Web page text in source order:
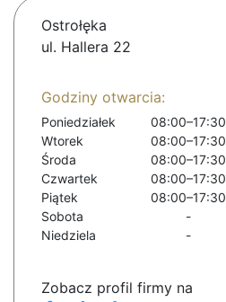
Ostrołęka
ul. Hallera 22
Godziny otwarcia:
Poniedziałek
08:00–17:30
Wtorek
08:00–17:30
Środa
08:00–17:30
Czwartek
08:00–17:30
Piątek
08:00–17:30
Sobota
-
Niedziela
-
Zobacz profil firmy na